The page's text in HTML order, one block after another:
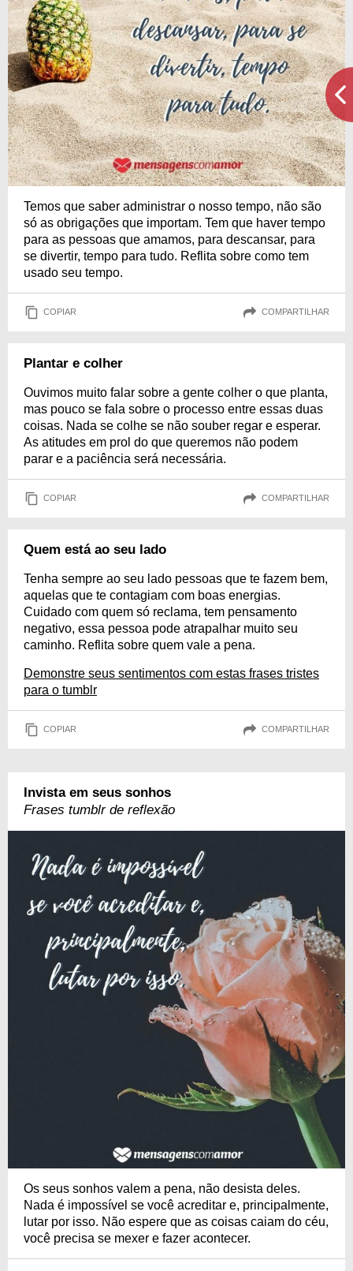
Temos que saber administrar o nosso tempo, não são
só as obrigações que importam. Tem que haver tempo
para as pessoas que amamos, para descansar, para
se divertir, tempo para tudo. Reflita sobre como tem
usado seu tempo.
COPIAR COMPARTILHAR
Plantar e colher
Ouvimos muito falar sobre a gente colher o que planta,
mas pouco se fala sobre o processo entre essas duas
coisas. Nada se colhe se não souber regar e esperar.
As atitudes em prol do que queremos não podem
parar e a paciência será necessária.
COPIAR COMPARTILHAR
Quem está ao seu lado
Tenha sempre ao seu lado pessoas que te fazem bem,
aquelas que te contagiam com boas energias.
Cuidado com quem só reclama, tem pensamento
negativo, essa pessoa pode atrapalhar muito seu
caminho. Reflita sobre quem vale a pena.
Demonstre seus sentimentos com estas frases tristes
para o tumblr
COPIAR COMPARTILHAR
Invista em seus sonhos
Frases tumblr de reflexão
Os seus sonhos valem a pena, não desista deles.
Nada é impossível se você acreditar e, principalmente,
lutar por isso. Não espere que as coisas caiam do céu,
você precisa se mexer e fazer acontecer.